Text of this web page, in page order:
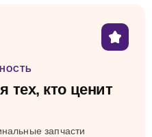
кто ценит
запчасти